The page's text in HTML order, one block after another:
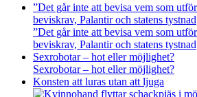
”Det går inte att bevisa vem som
beviskrav, Palantir och statens tystnad
”Det går inte att bevisa vem som
beviskrav, Palantir och statens tystnad
Sexrobotar – hot eller möjlighet?
Sexrobotar – hot eller möjlighet?
Konsten att luras utan att ljuga